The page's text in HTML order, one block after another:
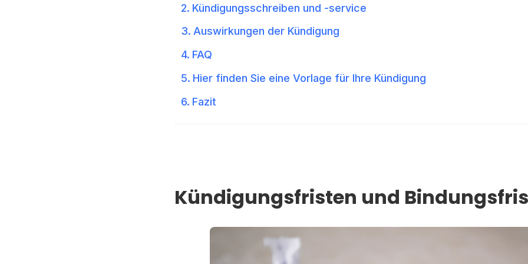
Kündigungsschreiben und -service
Auswirkungen der Kündigung
FAQ
Hier finden Sie eine Vorlage für Ihre Kündigung
Fazit
Kündigungsfristen und